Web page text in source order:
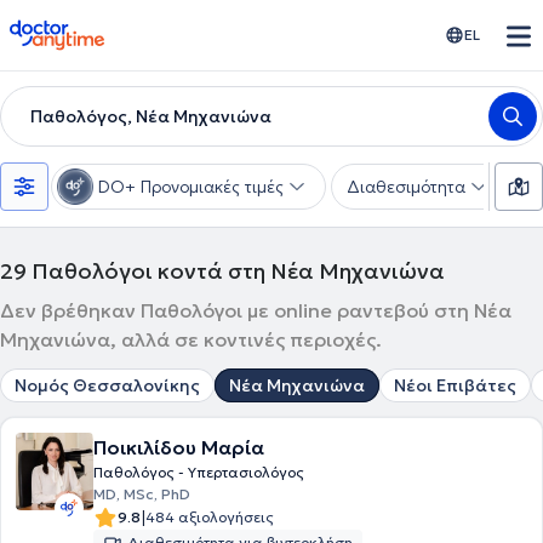
doctoranytime EL
Παθολόγος, Νέα Μηχανιώνα
DO+ Προνομιακές τιμές Διαθεσιμότητα
29 Παθολόγοι κοντά στη Νέα Μηχανιώνα
Δεν βρέθηκαν Παθολόγοι με online ραντεβού στη Νέα
Μηχανιώνα, αλλά σε κοντινές περιοχές.
Νομός Θεσσαλονίκης Νέα Μηχανιώνα Νέοι Επιβάτες
Ποικιλίδου Μαρία
Παθολόγος - Υπερτασιολόγος
MD, MSc, PhD
9.8|484 αξιολογήσεις